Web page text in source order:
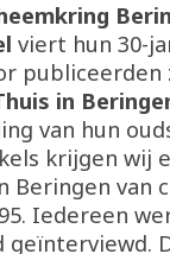
viert hun 30-
publiceerden
in
van hun
krijgen wij
Beringen van
Iedereen
geïnterviewd.